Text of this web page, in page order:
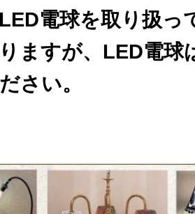
電球を取り扱っ
ますが、LED電球
さい。